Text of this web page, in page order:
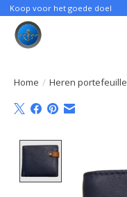
Koop voor het goede doel
Home / Heren portefeuille